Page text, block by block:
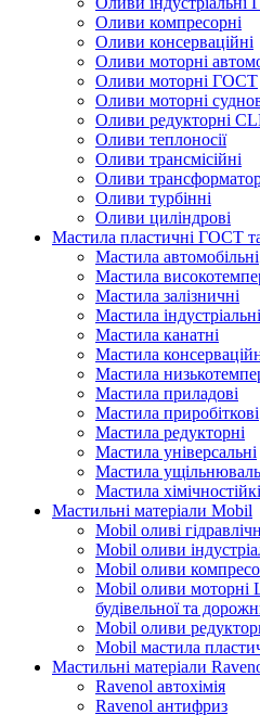
Оливи компресорні
Оливи консерваційні
Оливи моторні
Оливи моторні ГОСТ
Оливи моторні
Оливи редукторні
Оливи теплоносії
Оливи трансмісійні
Оливи
Оливи турбінні
Оливи циліндрові
Мастила пластичні ГОСТ
Мастила автомобільні
Мастила
Мастила залізничні
Мастила індустріальні
Мастила канатні
Мастила
Мастила
Мастила приладові
Мастила приробіткові
Мастила редукторні
Мастила універсальні
Мастила
Мастила хімічностійкі
Мастильні матеріали Mobil
Mobil оливі
Mobil оливи
Mobil оливи
Mobil оливи моторні
будівельної та
Mobil оливи
Mobil мастила
Мастильні матеріали
Ravenol автохімія
Ravenol антифриз